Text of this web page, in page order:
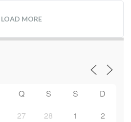
LOAD MORE
Q S S
D
27 28 1 2